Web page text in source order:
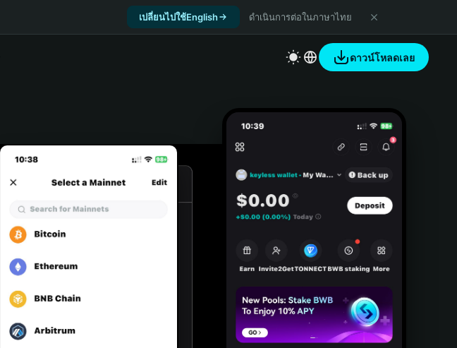
เปลี่ยนไปใช้English ดำเนินการต่อในภาษาไทย
ดาวน์โหลดเลย